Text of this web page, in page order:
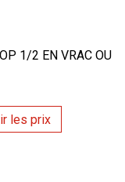
1/2 EN VRAC OU
les prix